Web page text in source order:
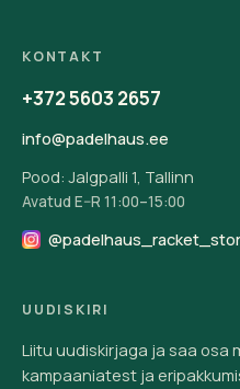
KONTAKT
+372 5603 2657
info@padelhaus.ee
Pood: Jalgpalli 1, Tallinn
Avatud E–R 11:00–15:00
UUDISKIRI
Liitu uudiskirjaga ja saa osa
kampaaniatest ja